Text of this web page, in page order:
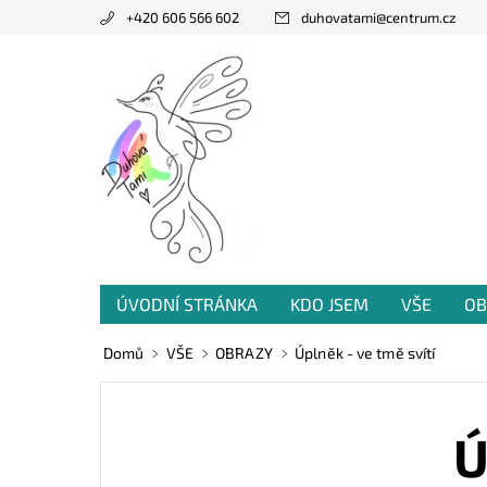
+420 606 566 602 duhovatami@centrum.cz
ÚVODNÍ STRÁNKA KDO JSEM VŠE
PRODANÁ TVORBA
VZKAZY OD VÁS
Domů VŠE OBRAZY Úplněk - ve tmě svítí